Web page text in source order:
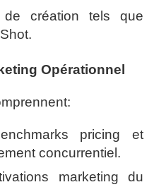
de création tels que
Opérationnel
pricing et
concurrentiel.
marketing du